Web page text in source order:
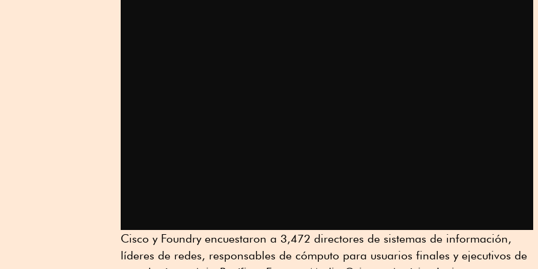
Cisco y Foundry encuestaron a 3,472 directores de sistemas de información,
líderes de redes, responsables de cómputo para usuarios finales y ejecutivos de